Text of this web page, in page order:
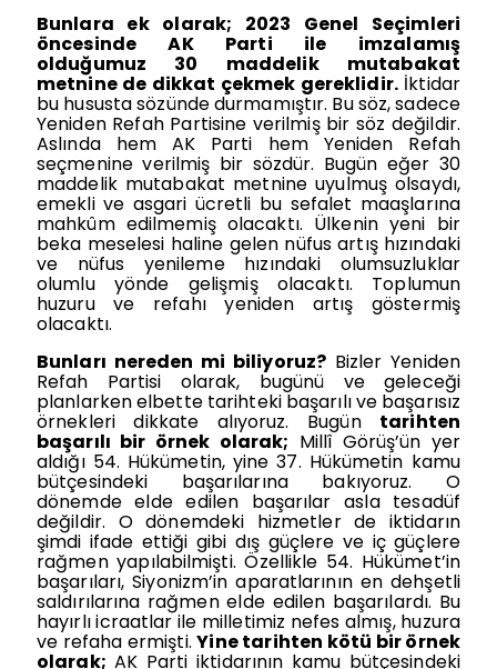
Bunlara ek olarak; 2023 Genel Seçimleri
öncesinde AK Parti ile imzalamış
olduğumuz 30 maddelik mutabakat
metnine de dikkat çekmek gereklidir.İktidar
bu hususta sözünde durmamıştır. Bu söz, sadece
Yeniden Refah Partisine verilmiş bir söz değildir.
Aslında hem AK Parti hem Yeniden Refah
seçmenine verilmiş bir sözdür. Bugün eğer 30
maddelik mutabakat metnine uyulmuş olsaydı,
emekli ve asgari ücretli bu sefalet maaşlarına
mahkûm edilmemiş olacaktı. Ülkenin yeni bir
beka meselesi haline gelen nüfus artış hızındaki
ve nüfus yenileme hızındaki olumsuzluklar
olumlu yönde gelişmiş olacaktı. Toplumun
huzuru ve refahı yeniden artış göstermiş
olacaktı.
Bunları nereden mi biliyoruz? Bizler Yeniden
Refah Partisi olarak, bugünü ve geleceği
planlarken elbette tarihteki başarılı ve başarısız
örnekleri dikkate alıyoruz. Bugün tarihten
başarılı bir örnek olarak; Millî Görüş’ün yer
aldığı 54. Hükümetin, yine 37. Hükümetin kamu
bütçesindeki başarılarına bakıyoruz. O
dönemde elde edilen başarılar asla tesadüf
değildir. O dönemdeki hizmetler de iktidarın
şimdi ifade ettiği gibi dış güçlere ve iç güçlere
rağmen yapılabilmişti. Özellikle 54. Hükümet’in
başarıları, Siyonizm’in aparatlarının en dehşetli
saldırılarına rağmen elde edilen başarılardı. Bu
hayırlı icraatlar ile milletimiz nefes almış, huzura
ve refaha ermişti.Yine tarihten kötü bir örnek
olarak; AK Parti iktidarının kamu bütçesindeki